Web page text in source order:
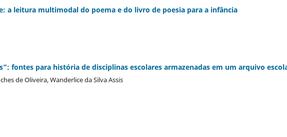
a leitura multimodal do poema e do livro de poesia para a infância
fontes para história de disciplinas escolares armazenadas em um arquivo
de Oliveira, Wanderlice da Silva Assis